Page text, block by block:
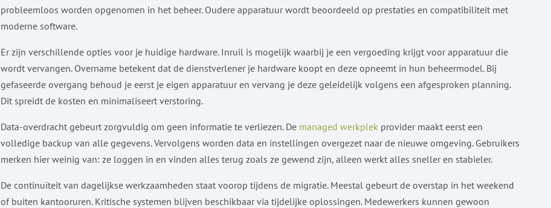
probleemloos worden opgenomen in het beheer. Oudere apparatuur wordt beoordeeld op prestaties en compatibiliteit met
moderne software.
Er zijn verschillende opties voor je huidige hardware. Inruil is mogelijk waarbij je een vergoeding krijgt voor apparatuur die
wordt vervangen. Overname betekent dat de dienstverlener je hardware koopt en deze opneemt in hun beheermodel. Bij
gefaseerde overgang behoud je eerst je eigen apparatuur en vervang je deze geleidelijk volgens een afgesproken planning.
Dit spreidt de kosten en minimaliseert verstoring.
Data-overdracht gebeurt zorgvuldig om geen informatie te verliezen. De managed werkplek provider maakt eerst een
volledige backup van alle gegevens. Vervolgens worden data en instellingen overgezet naar de nieuwe omgeving. Gebruikers
merken hier weinig van: ze loggen in en vinden alles terug zoals ze gewend zijn, alleen werkt alles sneller en stabieler.
De continuïteit van dagelijkse werkzaamheden staat voorop tijdens de migratie. Meestal gebeurt de overstap in het weekend
of buiten kantooruren. Kritische systemen blijven beschikbaar via tijdelijke oplossingen. Medewerkers kunnen gewoon